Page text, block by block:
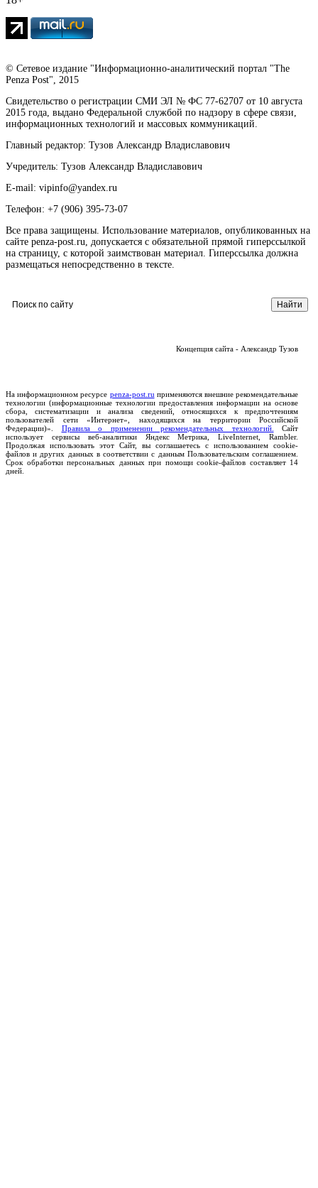
© Сетевое издание "Информационно-аналитический портал "The
Penza Post", 2015
Свидетельство о регистрации СМИ ЭЛ № ФС 77-62707 от 10 августа
2015 года, выдано Федеральной службой по надзору в сфере связи,
информационных технологий и массовых коммуникаций.
Главный редактор: Тузов Александр Владиславович
Учредитель: Тузов Александр Владиславович
E-mail: vipinfo@yandex.ru
Телефон: +7 (906) 395-73-07
Все права защищены. Использование материалов, опубликованных на
сайте penza-post.ru, допускается с обязательной прямой гиперссылкой
на страницу, с которой заимствован материал. Гиперссылка должна
размещаться непосредственно в тексте.
Концепция сайта - Александр Тузов
На информационном ресурсе penza-post.ru применяются внешние рекомендательные
технологии (информационные технологии предоставления информации на основе
сбора, систематизации и анализа сведений, относящихся к предпочтениям
пользователей сети «Интернет», находящихся на территории Российской
Федерации)». Правила о применении рекомендательных технологий.
Сайт
использует сервисы веб-аналитики Яндекс Метрика, LiveInternet, Rambler.
Продолжая использовать этот Сайт, вы соглашаетесь с использованием cookie-
файлов и других данных в соответствии с данным Пользовательским соглашением.
Срок обработки персональных данных при помощи cookie-файлов составляет 14
дней.